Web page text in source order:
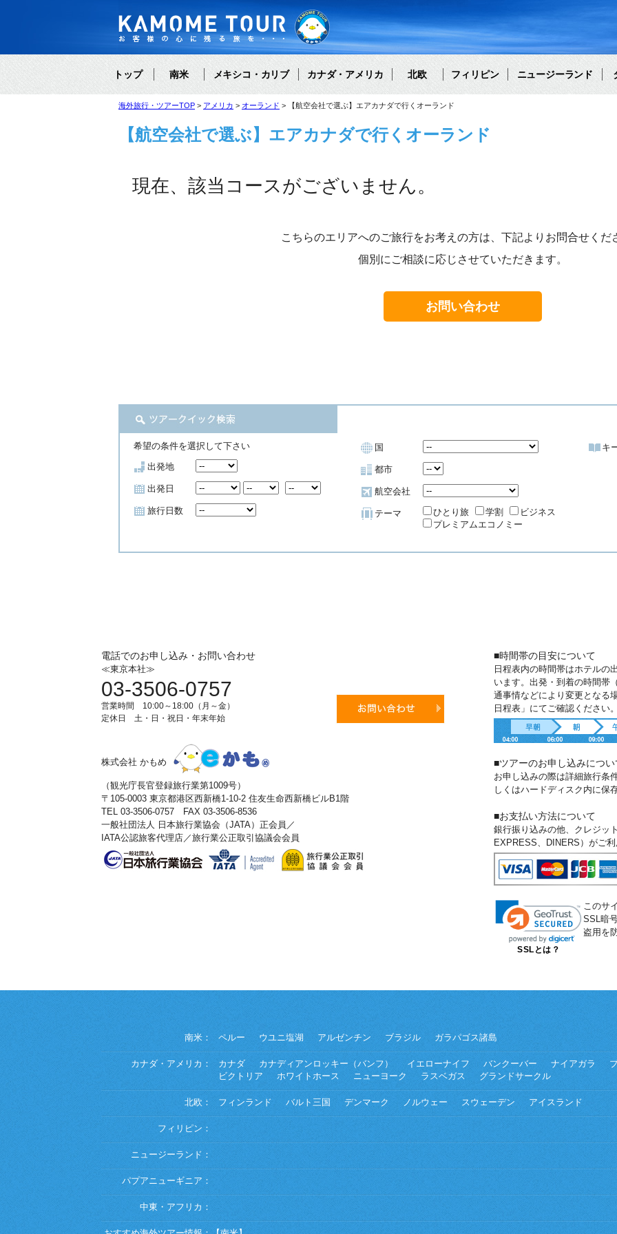
トップ 南米 メキシコ・カリブ カナダ・アメリカ 北欧 フィリピン ニュージーランド
海外旅行・ツアーTOP アメリカ オーランド 【航空会社で選ぶ】エアカナダで行くオーランド
【航空会社で選ぶ】エアカナダで行くオーランド
現在、該当コースがございません。
こちらのエリアへのご旅行をお考えの方は、下記よりお問合せくだ
個別にご相談に応じさせていただきます。
お問い合わせ
希望の条件を選択して下さい
出発地
出発日
旅行日数
国
都市
航空会社
テーマ ひとり旅 学割
ビジネス
プレミアムエコノミー
キ
電話でのお申し込み・お問い合わせ
≪東京本社≫
03-3506-0757
営業時間 10:00～18:00（月～金）
定休日 土・日・祝日・年末年始
株式会社 かもめ
（観光庁長官登録旅行業第1009号）
〒105-0003 東京都港区西新橋1-10-2 住友生命西新橋ビルB1階
TEL 03-3506-0757 FAX 03-3506-8536
一般社団法人 日本旅行業協会（JATA）正会員／
IATA公認旅客代理店／旅行業公正取引協議会会員
■時間帯の目安について
日程表内の時間帯はホテルの
います。出発・到着の時間帯
通事情などにより変更となる
日程表」にてご確認ください
■ツアーのお申し込みについ
お申し込みの際は詳細旅行条
しくはハードディスク内に保
■お支払い方法について
銀行振り込みの他、クレジッ
EXPRESS、DINERS）がご
SSLとは？
このサ
SSL暗
盗用を
南米： ペルー ウユニ塩湖 アルゼンチン ブラジル ガラパゴス諸島
カナダ・アメリカ： カナダ カナディアンロッキー（バンフ） イエローナイフ バンクーバー ナイアガラ
ビクトリア
ホワイトホース ニューヨーク ラスベガス グランドサークル
北欧： フィンランド バルト三国 デンマーク ノルウェー スウェーデン アイスランド
フィリピン：
ニュージーランド：
パプアニューギニア：
中東・アフリカ：